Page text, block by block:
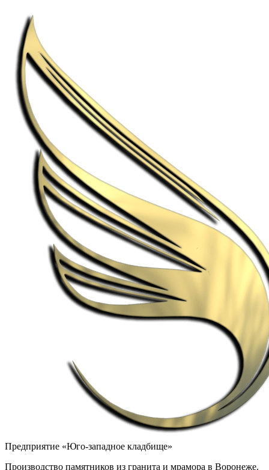
Предприятие «Юго-западное кладбище»
Производство памятников из гранита и мрамора в Воронеже.